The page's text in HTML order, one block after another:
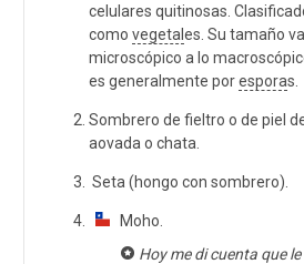
celulares quitinosas.
como vegetal es. Su tamaño
microscópico a lo
es generalmente poresporas.
Sombrero de fieltro o de piel
aovada o chata.
Seta (hongo con sombrero).
Moho.
Hoy me di cuenta que